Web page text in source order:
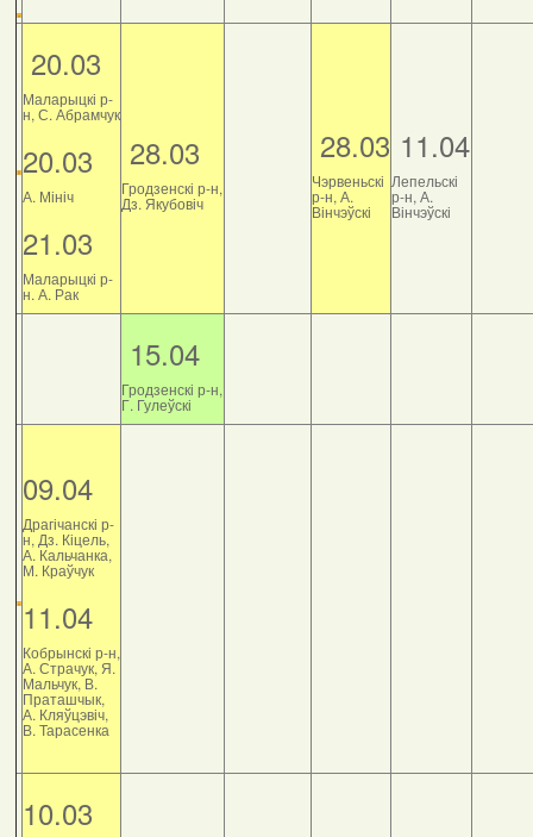
20.03
Маларыцкі р-
н, С. Абрамчук
20.03
А. Мініч
21.03
Маларыцкі р-
н. А. Рак
28.03
Гродзенскі р-н,
Дз. Якубовіч
28.03
Чэрвеньскі
р-н, А.
Вінчэўскі
11.04
Лепельскі
р-н, А.
Вінчэўскі
15.04
Гродзенскі р-н,
Г. Гулеўскі
09.04
Драгічанскі р-
н, Дз. Кіцель,
А. Кальчанка,
М. Краўчук
11.04
Кобрынскі р-н,
А. Страчук, Я.
Мальчук, В.
Праташчык,
А. Кляўцэвіч,
В. Тарасенка
10.03